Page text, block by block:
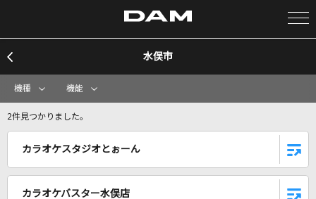
カラオケ検索
水俣市
機種 機能
2件見つかりました。
カラオケスタジオとぉーん
カラオケバスター水俣店